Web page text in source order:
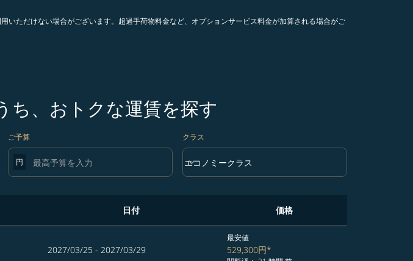
ただけない場合がございます。超過手荷物料金など、オプションサービス料金が加算される場合がご
ち、おトクな運賃を探す
ご予算
円
クラス
クラス option エコノミークラス Selected
エコノミークラス
keyboard_arrow_down
日付 価格
2027/03/25 - 2027/03/29
最安値
529,300円*